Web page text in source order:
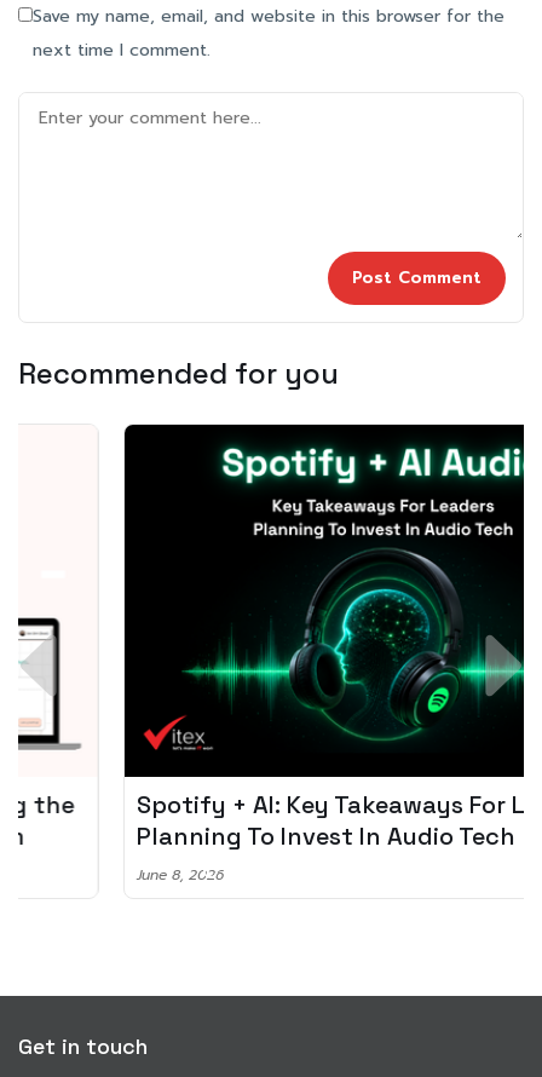
Save my name, email, and website in this browser for the
next time I comment.
Recommended for you
Spotify + AI: Key Takeaways For Leader
Planning To Invest In Audio Tech
Get in touch